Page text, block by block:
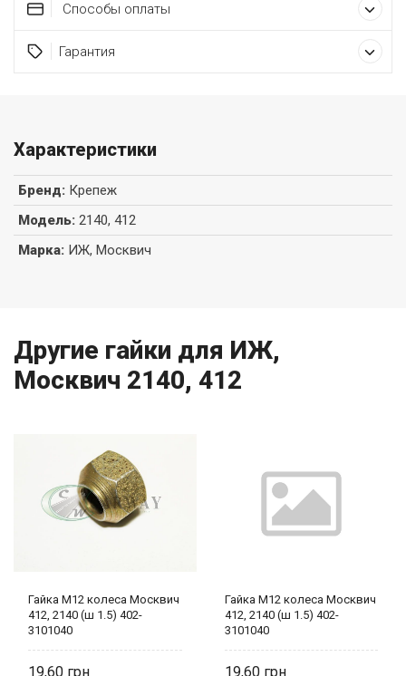
Способы оплаты
Гарантия
Характеристики
Бренд: Крепеж
Модель: 2140, 412
Марка: ИЖ, Москвич
Другие гайки для ИЖ,
Москвич 2140, 412
Гайка М12 колеса Москвич
412, 2140 (ш 1.5) 402-
3101040
19,60
Гайка М12 колеса Москвич
412, 2140 (ш 1.5) 402-
3101040
19,60